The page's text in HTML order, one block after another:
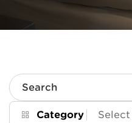
Search
Category